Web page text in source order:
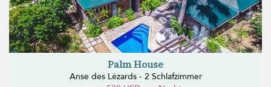
Palm House
Anse des Lézards - 2 Schlafzimmer